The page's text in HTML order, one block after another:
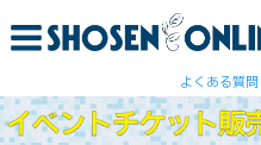
よくある質問